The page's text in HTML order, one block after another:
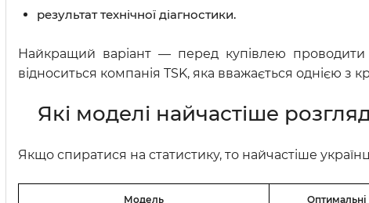
результат технічної діагностики.
Найкращий варіант — перед купівлею проводити
відноситься компанія TSK, яка вважається однією з
Які моделі найчастіше
Якщо спиратися на статистику, то найчастіше
Модель Оптимальні